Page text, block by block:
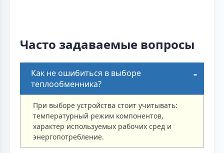
Часто задаваемые вопросы
Как не ошибиться в выборе
теплообменника?
При выборе устройства стоит учитывать:
температурный режим компонентов,
характер используемых рабочих сред и
энергопотребление.